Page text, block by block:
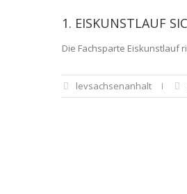
1. EISKUNSTLAUF
Die Fachsparte Eiskunstlauf
levsachsenanhalt